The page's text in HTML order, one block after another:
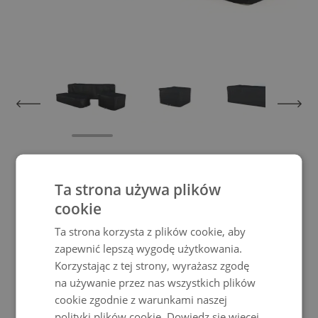
tylko swoje meble przed złą pogodą, ale
także wspierasz trwałość swoich mebli
ogrodowych Living Zone.
Nic nie byłoby bardziej irytujące, niż gdyby Twoje meble z wysokiej
Ta strona używa plików
cookie
Ta strona korzysta z plików cookie, aby
zapewnić lepszą wygodę użytkowania.
Korzystając z tej strony, wyrażasz zgodę
na używanie przez nas wszystkich plików
cookie zgodnie z warunkami naszej